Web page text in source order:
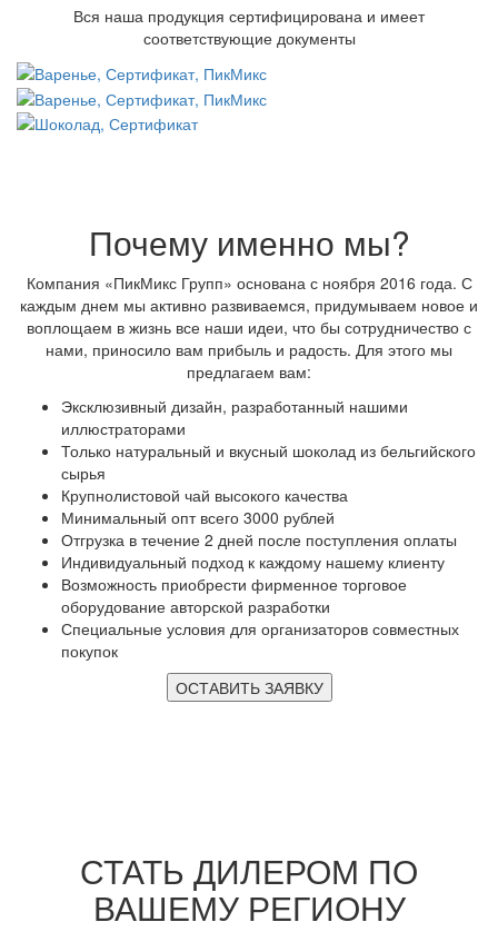
Вся наша продукция сертифицирована и имеет
соответствующие документы
Почему именно мы?
Компания «ПикМикс Групп» основана с ноября 2016 года. С
каждым днем мы активно развиваемся, придумываем новое и
воплощаем в жизнь все наши идеи, что бы сотрудничество с
нами, приносило вам прибыль и радость. Для этого мы
предлагаем вам:
Эксклюзивный дизайн, разработанный нашими
иллюстраторами
Только натуральный и вкусный шоколад из бельгийского
сырья
Крупнолистовой чай высокого качества
Минимальный опт всего 3000 рублей
Отгрузка в течение 2 дней после поступления оплаты
Индивидуальный подход к каждому нашему клиенту
Возможность приобрести фирменное торговое
оборудование авторской разработки
Специальные условия для организаторов совместных
покупок
ОСТАВИТЬ ЗАЯВКУ
СТАТЬ ДИЛЕРОМ ПО
ВАШЕМУ РЕГИОНУ